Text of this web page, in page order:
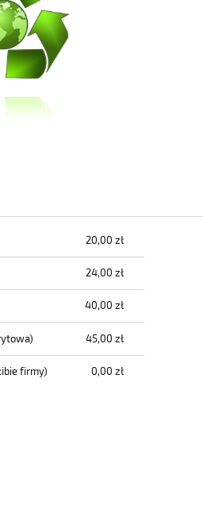
ewentualnych kosztów
20,00 zł
24,00 zł
40,00 zł
45,00 zł
firmy) 0,00 zł